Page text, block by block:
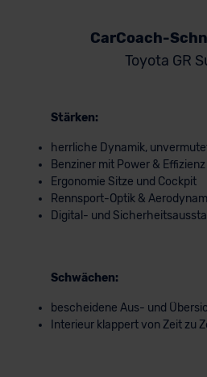
CarCoach-
Toyota GR
Stärken:
herrliche Dynamik,
Benziner mit Power & Effizienz
Ergonomie Sitze und Cockpit
Rennsport-Optik &
Digital- und
Schwächen:
bescheidene Aus- und
Interieur klappert von Zeit zu